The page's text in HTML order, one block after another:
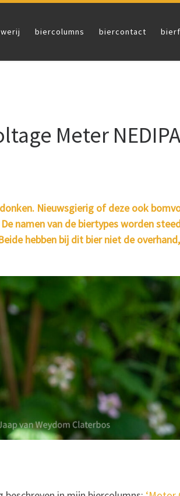
biercolumns biercontact
Meter NEDIPA
Nieuwsgierig of deze ook
namen van de biertypes worden
hebben bij dit bier niet de